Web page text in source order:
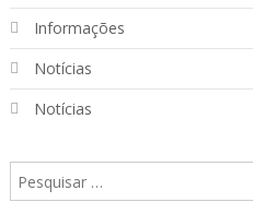
Informações
Notícias
Notícias